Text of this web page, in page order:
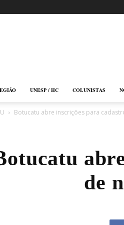
UNESP / HC COLUNISTAS
Botucatu abre inscrições para
de